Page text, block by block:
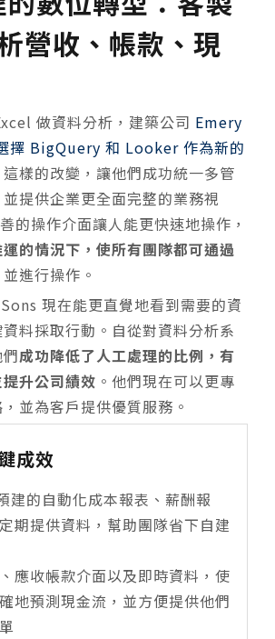
營收、帳款、現
做資料分析，建築公司 Emery
擇 BigQuery 和 Looker 作為新的
這樣的改變，讓他們成功統一多管
提供企業更全面完整的業務視
的操作介面讓人能更快速地操作，
的情況下，使所有團隊都可通過
並進行操作。
現在能更直覺地看到需要的資
料採取行動。自從對資料分析系
成功降低了人工處理的比例，有
升公司績效 。他們現在可以更專
並為客戶提供優質服務。
成效
建的自動化成本報表、薪酬報
期提供資料，幫助團隊省下自建
應收帳款介面以及即時資料，使
地預測現金流，並方便提供他們